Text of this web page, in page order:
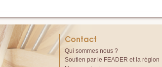
Contact
Qui sommes nous ?
Soutien par le FEADER et la région